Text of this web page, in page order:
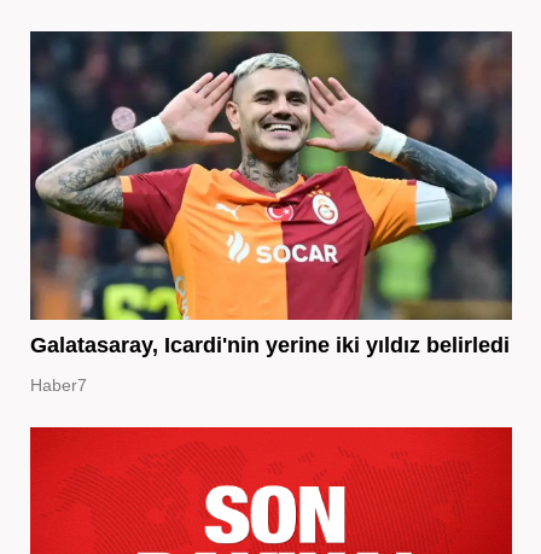
Galatasaray, Icardi'nin yerine iki yıldız belirledi
Haber7